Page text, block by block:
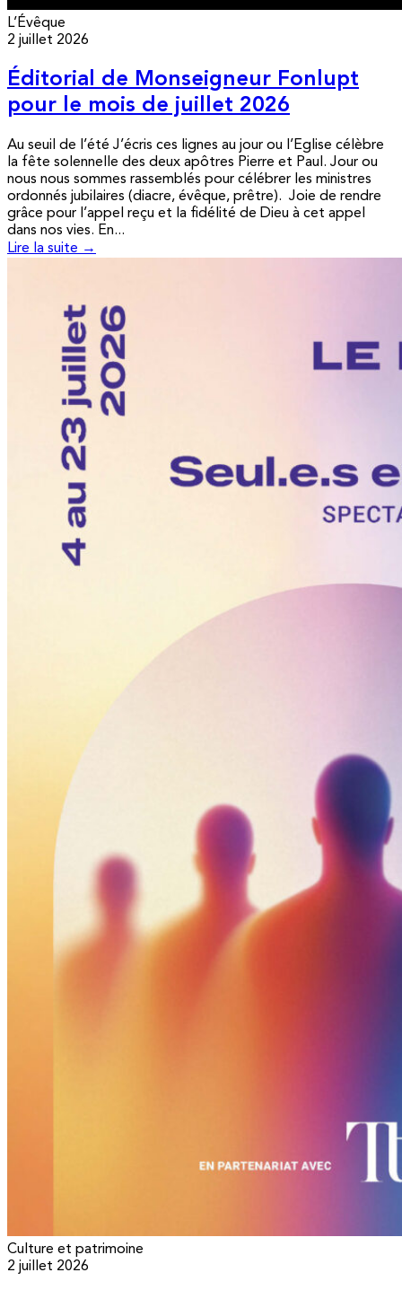
L’Évêque
2 juillet 2026
Éditorial de Monseigneur Fonlupt
pour le mois de juillet 2026
Au seuil de l’été J’écris ces lignes au jour ou l’Eglise célèbre
la fête solennelle des deux apôtres Pierre et Paul. Jour ou
nous nous sommes rassemblés pour célébrer les ministres
ordonnés jubilaires (diacre, évêque, prêtre). Joie de rendre
grâce pour l’appel reçu et la fidélité de Dieu à cet appel
dans nos vies. En...
Lire la suite →
Culture et patrimoine
2 juillet 2026